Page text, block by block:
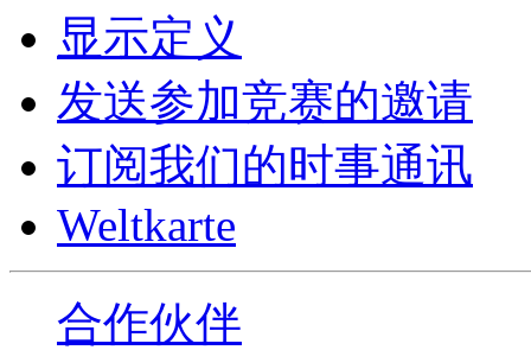
显示定义
发送参加竞赛的邀请
订阅我们的时事通讯
Weltkarte
合作伙伴